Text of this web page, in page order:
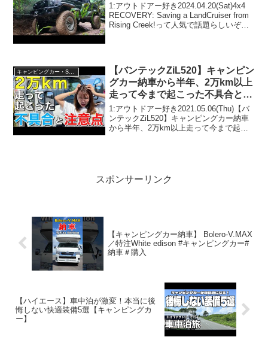
1:アウトドアー好き2024.04.20(Sat)4x4
RECOVERY: Saving a LandCruiser from
Rising Creek!って人気で話題らしいぞ、
【バンテックZiL520】キャンピン
グカー納車から半年、2万km以上
走って今まで起こった不具合と注
意点
1:アウトドアー好き2021.05.06(Thu)【バ
ンテックZiL520】キャンピングカー納車
から半年、2万km以上走って今まで起こ
スポンサーリンク
【キャンピングカー納車】 Bolero-V.MAX
／特注White edison #キャンピングカー#
納車＃購入
【ハイエース】車中泊が激変！本当に後
悔しない快適装備5選【キャンピングカ
ー】